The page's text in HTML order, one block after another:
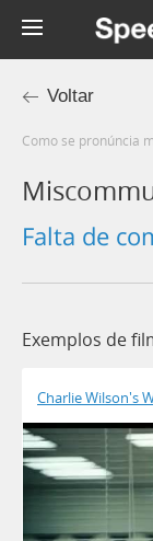
Voltar
Como se pronúncia
falta de
Exemplos de
Charlie Wilson's